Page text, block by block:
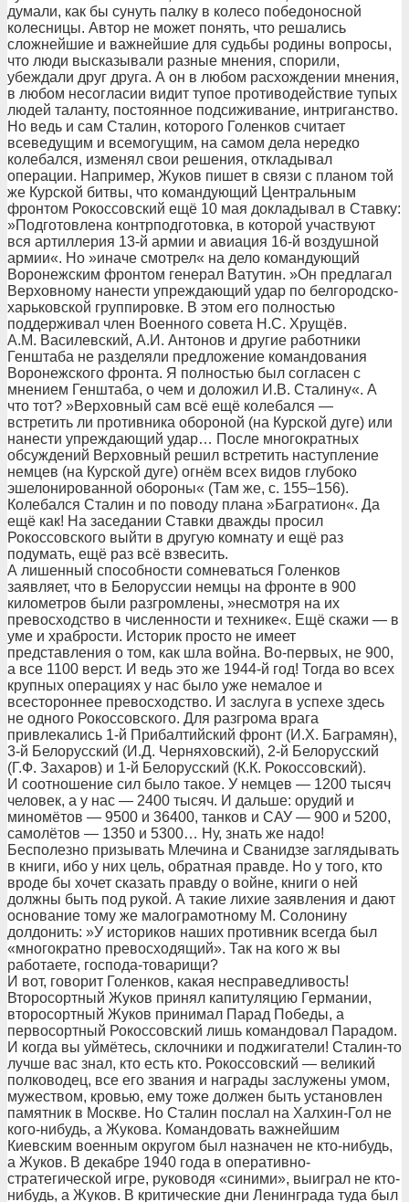
думали, как бы сунуть палку в колесо победоносной
колесницы. Автор не может понять, что решались
сложнейшие и важнейшие для судьбы родины вопросы,
что люди высказывали разные мнения, спорили,
убеждали друг друга. А он в любом расхождении мнения,
в любом несогласии видит тупое противодействие тупых
людей таланту, постоянное подсиживание, интриганство.
Но ведь и сам Сталин, которого Голенков считает
всеведущим и всемогущим, на самом дела нередко
колебался, изменял свои решения, откладывал
операции. Например, Жуков пишет в связи с планом той
же Курской битвы, что командующий Центральным
фронтом Рокоссовский ещё 10 мая докладывал в Ставку:
»Подготовлена контрподготовка, в которой участвуют
вся артиллерия 13-й армии и авиация 16-й воздушной
армии«. Но »иначе смотрел« на дело командующий
Воронежским фронтом генерал Ватутин. »Он предлагал
Верховному нанести упреждающий удар по белгородско-
харьковской группировке. В этом его полностью
поддерживал член Военного совета Н.С. Хрущёв.
А.М. Василевский, А.И. Антонов и другие работники
Генштаба не разделяли предложение командования
Воронежского фронта. Я полностью был согласен с
мнением Генштаба, о чем и доложил И.В. Сталину«. А
что тот? »Верховный сам всё ещё колебался —
встретить ли противника обороной (на Курской дуге) или
нанести упреждающий удар… После многократных
обсуждений Верховный решил встретить наступление
немцев (на Курской дуге) огнём всех видов глубоко
эшелонированной обороны« (Там же, с. 155–156).
Колебался Сталин и по поводу плана »Багратион«. Да
ещё как! На заседании Ставки дважды просил
Рокоссовского выйти в другую комнату и ещё раз
подумать, ещё раз всё взвесить.
А лишенный способности сомневаться Голенков
заявляет, что в Белоруссии немцы на фронте в 900
километров были разгромлены, »несмотря на их
превосходство в численности и технике«. Ещё скажи — в
уме и храбрости. Историк просто не имеет
представления о том, как шла война. Во-первых, не 900,
а все 1100 верст. И ведь это же 1944-й год! Тогда во всех
крупных операциях у нас было уже немалое и
всестороннее превосходство. И заслуга в успехе здесь
не одного Рокоссовского. Для разгрома врага
привлекались 1-й Прибалтийский фронт (И.Х. Баграмян),
3-й Белорусский (И.Д. Черняховский), 2-й Белорусский
(Г.Ф. Захаров) и 1-й Белорусский (К.К. Рокоссовский).
И соотношение сил было такое. У немцев — 1200 тысяч
человек, а у нас — 2400 тысяч. И дальше: орудий и
миномётов — 9500 и 36400, танков и САУ — 900 и 5200,
самолётов — 1350 и 5300… Ну, знать же надо!
Бесполезно призывать Млечина и Сванидзе заглядывать
в книги, ибо у них цель, обратная правде. Но у того, кто
вроде бы хочет сказать правду о войне, книги о ней
должны быть под рукой. А такие лихие заявления и дают
основание тому же малограмотному М. Солонину
долдонить: »У историков наших противник всегда был
«многократно превосходящий». Так на кого ж вы
работаете, господа-товарищи?
И вот, говорит Голенков, какая несправедливость!
Второсортный Жуков принял капитуляцию Германии,
второсортный Жуков принимал Парад Победы, а
первосортный Рокоссовский лишь командовал Парадом.
И когда вы уймётесь, склочники и поджигатели! Сталин-то
лучше вас знал, кто есть кто. Рокоссовский — великий
полководец, все его звания и награды заслужены умом,
мужеством, кровью, ему тоже должен быть установлен
памятник в Москве. Но Сталин послал на Халхин-Гол не
кого-нибудь, а Жукова. Командовать важнейшим
Киевским военным округом был назначен не кто-нибудь,
а Жуков. В декабре 1940 года в оперативно-
стратегической игре, руководя «синими», выиграл не кто-
нибудь, а Жуков. В критические дни Ленинграда туда был